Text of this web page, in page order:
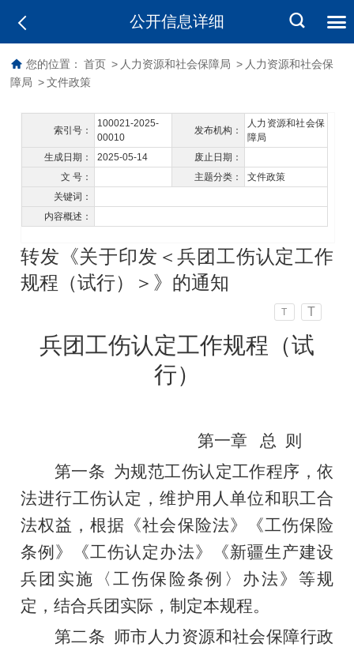
公开信息详细
您的位置： 首页 > 人力资源和社会保障局 > 人力资源和社会保
障局 > 文件政策
索引号：
100021-2025-
00010
发布机构：
人力资源和社会保
障局
生成日期：
2025-05-14
废止日期：
文 号：
主题分类：
文件政策
关键词：
内容概述：
转发《关于印发＜兵团工伤认定工作
规程（试行）＞》的通知
T T
兵团工伤认定工作规程（试
行）
第一章 总
则
第一条 为规范工伤认定工作程序，依
法进行工伤认定，维护用人单位和职工合
法权益，根据《社会保险法》《工伤保险
条例》《工伤认定办法》《新疆生产建设
兵团实施〈工伤保险条例〉办法》等规
定，结合兵团实际，制定本规程。
第二条 师市人力资源和社会保障行政